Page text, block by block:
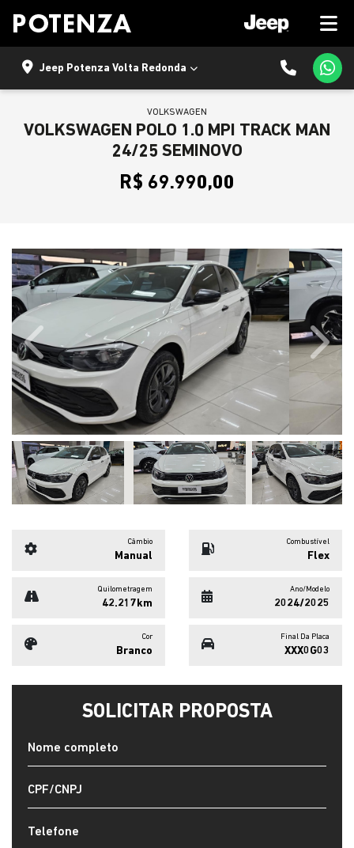
Jeep Potenza Volta Redonda
VOLKSWAGEN
VOLKSWAGEN POLO 1.0 MPI TRACK MAN
24/25 SEMINOVO
R$ 69.990,00
Previous Next
Câmbio
Manual
Combustível
Flex
Quilometragem
42.217km
Ano/Modelo
2024/2025
Cor
Branco
Final Da Placa
XXX0G03
SOLICITAR PROPOSTA